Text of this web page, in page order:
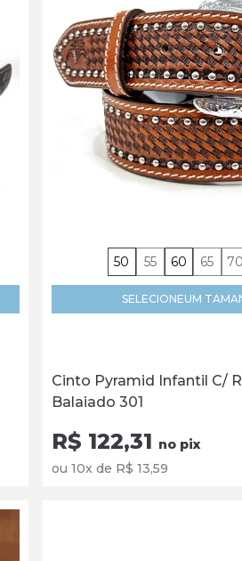
50 55 60 65 70
SELECIONEUM
Cinto Pyramid Infantil C/
Balaiado 301
R$ 122,31 no pix
ou 10x de R$ 13,59